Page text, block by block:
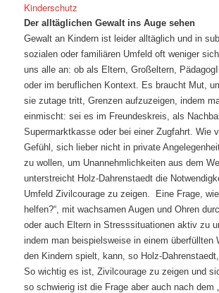
Kinderschutz
Der alltäglichen Gewalt ins Auge sehen
Gewalt an Kindern ist leider alltäglich und in
sozialen oder familiären Umfeld oft weniger
uns alle an: ob als Eltern, Großeltern,
oder im beruflichen Kontext. Es braucht Mut,
sie zutage tritt, Grenzen aufzuzeigen, indem
einmischt: sei es im Freundeskreis, als
Supermarktkasse oder bei einer Zugfahrt. Wie
Gefühl, sich lieber nicht in private
zu wollen, um Unannehmlichkeiten aus dem
unterstreicht Holz-Dahrenstaedt die
Umfeld Zivilcourage zu zeigen. Eine Frage,
helfen?“, mit wachsamen Augen und Ohren
oder auch Eltern in Stresssituationen aktiv zu
indem man beispielsweise in einem überfüllten
den Kindern spielt, kann, so Holz-
So wichtig es ist, Zivilcourage zu zeigen und
so schwierig ist die Frage aber auch nach dem